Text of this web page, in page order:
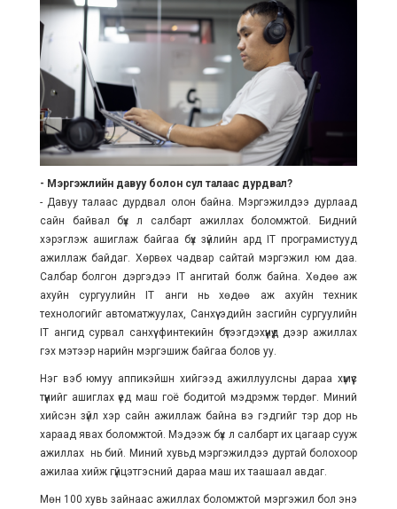
- Мэргэжлийн давуу болон сул талаас дурдвал?
- Давуу талаас дурдвал олон байна. Мэргэжилдээ дурлаад
сайн байвал бүх л салбарт ажиллах боломжтой. Бидний
хэрэглэж ашиглаж байгаа бүх зүйлийн ард IT програмистууд
ажиллаж байдаг. Хөрвөх чадвар сайтай мэргэжил юм даа.
Салбар болгон дэргэдээ IT ангитай болж байна. Хөдөө аж
ахуйн сургуулийн IT анги нь хөдөө аж ахуйн техник
технологийг автоматжуулах, Санхүү эдийн засгийн сургуулийн
IT ангид сурвал санхүү финтекийн бүтээгдэхүүнүүд дээр ажиллах
гэх мэтээр нарийн мэргэшиж байгаа болов уу.
Нэг вэб юмуу аппикэйшн хийгээд ажиллуулсны дараа хүмүүс
түүнийг ашиглах үед маш гоё бодитой мэдрэмж төрдөг. Миний
хийсэн зүйл хэр сайн ажиллаж байна вэ гэдгийг тэр дор нь
хараад явах боломжтой. Мэдээж бүх л салбарт их цагаар сууж
ажиллах нь бий. Миний хувьд мэргэжилдээ дуртай болохоор
ажилаа хийж гүйцэтгэсний дараа маш их таашаал авдаг.
Мөн 100 хувь зайнаас ажиллах боломжтой мэргэжил бол энэ